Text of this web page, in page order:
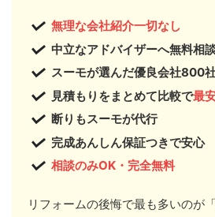
無理な会社紹介一切なし
中立なアドバイザーへ無料相
スーモが選んだ優良会社800
見積もりをまとめて比較で最
断りもスーモが代行
完成あんしん保証つきで安心
相談のみOK・完全無料
リフォームの後悔で最も多いのが